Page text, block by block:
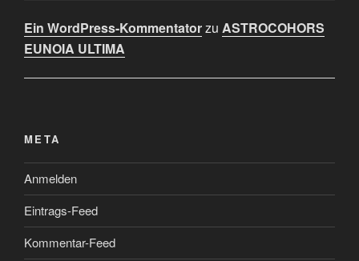
Ein WordPress-Kommentatorzu ASTROCOHORS
EUNOIA ULTIMA
META
Anmelden
Eintrags-Feed
Kommentar-Feed